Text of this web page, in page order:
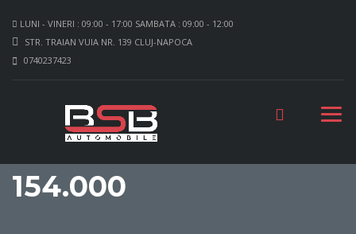
LUNI - VINERI : 09:00 - 17:00 SAMBATA : 09:00 - 12:00
STR. TRAIAN VUIA NR. 139 CLUJ-NAPOCA
0740237423
154.000